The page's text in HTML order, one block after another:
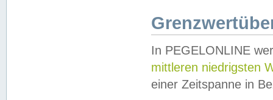
In PEGELONLINE
mittleren niedrigsten
einer Zeitspanne in